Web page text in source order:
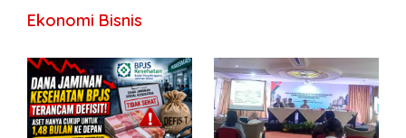
Ekonomi Bisnis